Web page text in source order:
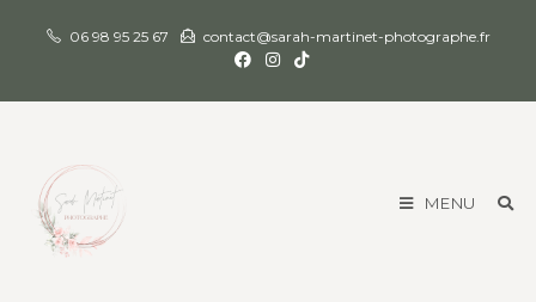
06 98 95 25 67 contact@sarah-martinet-photographe.fr
MENU